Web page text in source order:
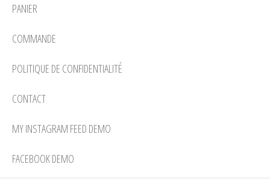
PANIER
COMMANDE
POLITIQUE DE CONFIDENTIALITÉ
CONTACT
MY INSTAGRAM FEED DEMO
FACEBOOK DEMO